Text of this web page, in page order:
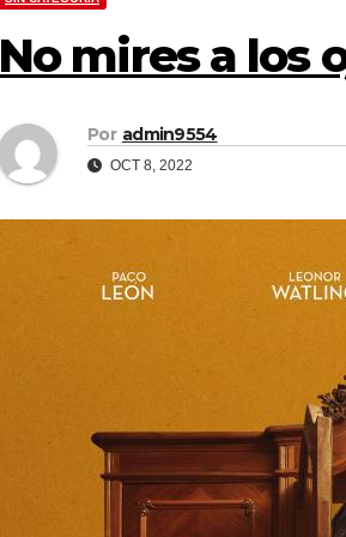
No mires a los
Por admin9554
OCT 8, 2022